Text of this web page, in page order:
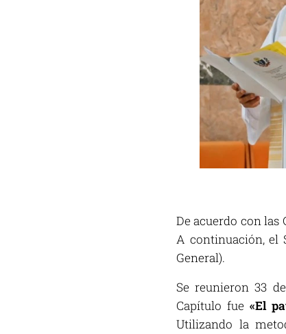
De acuerdo con
A continuación, el
General).
Se reunieron 33
Capítulo fue«El
Utilizando la